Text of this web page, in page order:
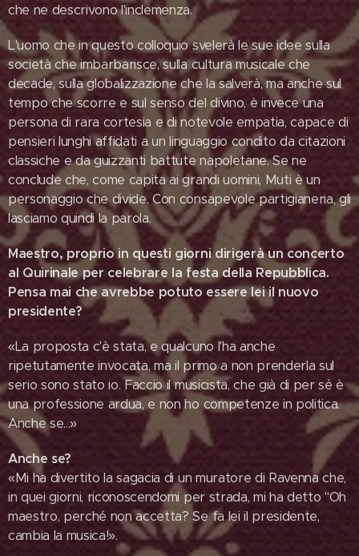
che ne descrivono l'inclemenza.
L'uomo che in questo colloquio svelerà le sue idee sulla
società che imbarbarisce, sulla cultura musicale che
decade, sulla globalizzazione che la salverà, ma anche sul
tempo che scorre e sul senso del divino, è invece una
persona di rara cortesia e di notevole empatia, capace di
pensieri lunghi affidati a un linguaggio condito da citazioni
classiche e da guizzanti battute napoletane. Se ne
conclude che, come capita ai grandi uomini, Muti è un
personaggio che divide. Con consapevole partigianeria, gli
lasciamo quindi la parola.
Maestro, proprio in questi giorni dirigerà un concerto
al Quirinale per celebrare la festa della Repubblica.
Pensa mai che avrebbe potuto essere lei il nuovo
presidente?
«La proposta c'è stata, e qualcuno l'ha anche
ripetutamente invocata, ma il primo a non prenderla sul
serio sono stato io. Faccio il musicista, che già di per sé è
una professione ardua, e non ho competenze in politica.
Anche se...»
Anche se?
«Mi ha divertito la sagacia di un muratore di Ravenna che,
in quei giorni, riconoscendomi per strada, mi ha detto "Oh
maestro, perché non accetta? Se fa lei il presidente,
cambia la musica!».